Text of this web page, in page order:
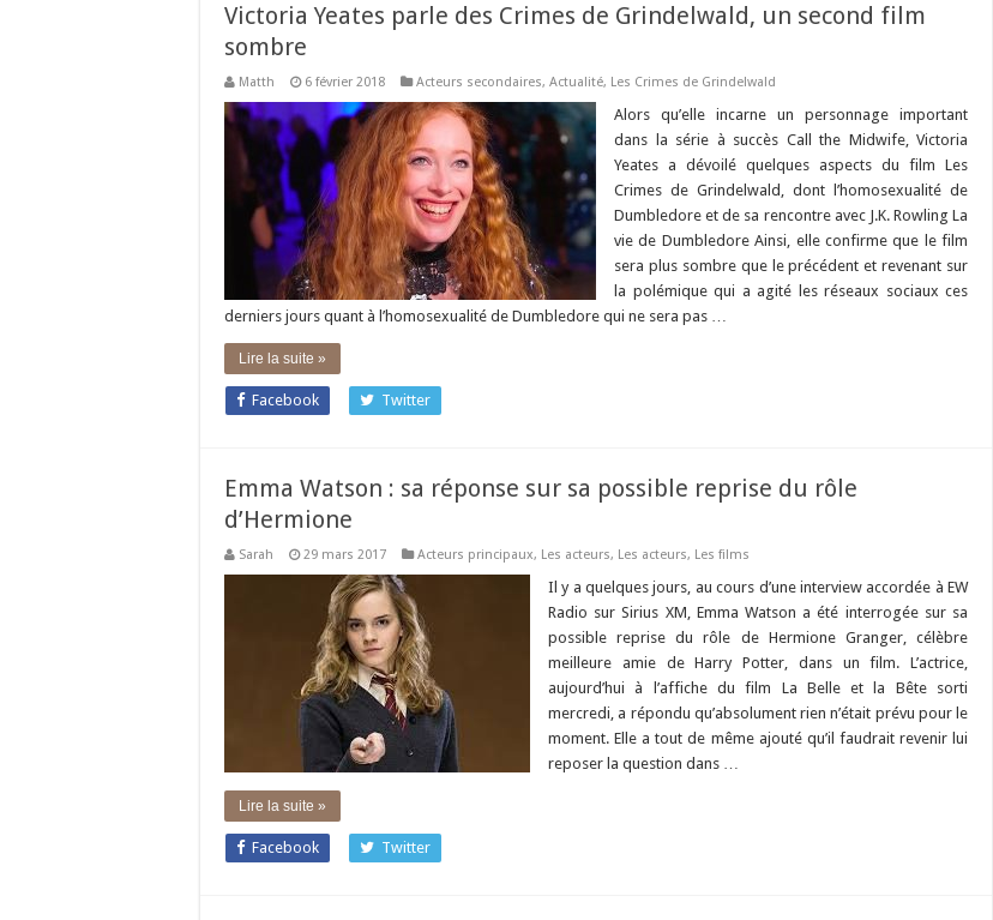
Victoria Yeates parle des Crimes de Grindelwald, un second film
sombre
Matth 6 février 2018 Acteurs secondaires, Actualité, Les Crimes de Grindelwald
Alors qu’elle incarne un personnage important
dans la série à succès Call the Midwife, Victoria
Yeates a dévoilé quelques aspects du film Les
Crimes de Grindelwald, dont l’homosexualité de
Dumbledore et de sa rencontre avec J.K. Rowling La
vie de Dumbledore Ainsi, elle confirme que le film
sera plus sombre que le précédent et revenant sur
la polémique qui a agité les réseaux sociaux ces
derniers jours quant à l’homosexualité de Dumbledore qui ne sera pas …
Lire la suite »
Facebook Twitter
Emma Watson : sa réponse sur sa possible reprise du rôle
d’Hermione
Sarah 29 mars 2017 Acteurs principaux, Les acteurs, Les acteurs, Les films
Il y a quelques jours, au cours d’une interview accordée à EW
Radio sur Sirius XM, Emma Watson a été interrogée sur sa
possible reprise du rôle de Hermione Granger, célèbre
meilleure amie de Harry Potter, dans un film. L’actrice,
aujourd’hui à l’affiche du film La Belle et la Bête sorti
mercredi, a répondu qu’absolument rien n’était prévu pour le
moment. Elle a tout de même ajouté qu’il faudrait revenir lui
reposer la question dans …
Lire la suite »
Facebook Twitter